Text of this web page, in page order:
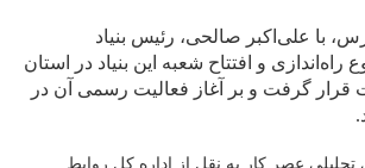
با علی‌اکبر صالحی، رئیس بنیاد
و افتتاح شعبه این بنیاد در استان
گرفت و بر آغاز فعالیت رسمی آن در
تحلیلی عصر کار به نقل از اداره کل روابط